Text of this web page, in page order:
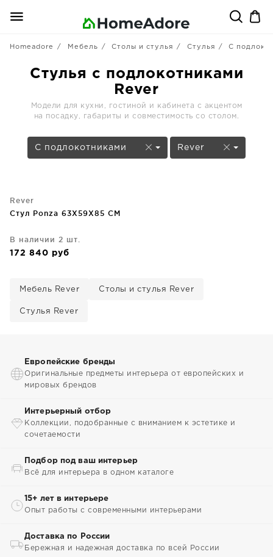
Homeadore Мебель Столы и стулья Стулья С
Стулья с подлокотниками
Rever
Модели для кухни, гостиной и кабинета с акцентом
на посадку, габариты и совместимость со столом.
С подлокотниками Rever
Rever
Стул Ponza 63X59X85 CM
В наличии 2 шт.
172 840 руб
Мебель Rever Столы и стулья Rever
Стулья Rever
Европейские бренды
Оригинальные предметы интерьера от европейских и
мировых брендов
Интерьерный отбор
Коллекции, подобранные с вниманием к эстетике и
сочетаемости
Подбор под ваш интерьер
Всё для интерьера в одном каталоге
15+ лет в интерьере
Опыт работы с современными интерьерами
Доставка по России
Бережная и надежная доставка по всей России